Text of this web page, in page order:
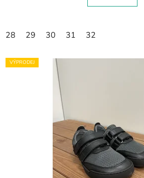
28 29 30 31 32
VÝPRODEJ